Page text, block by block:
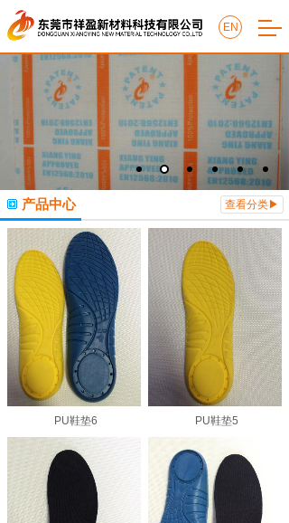
EN
产品中心 查看分类▶
PU鞋垫6 PU鞋垫5